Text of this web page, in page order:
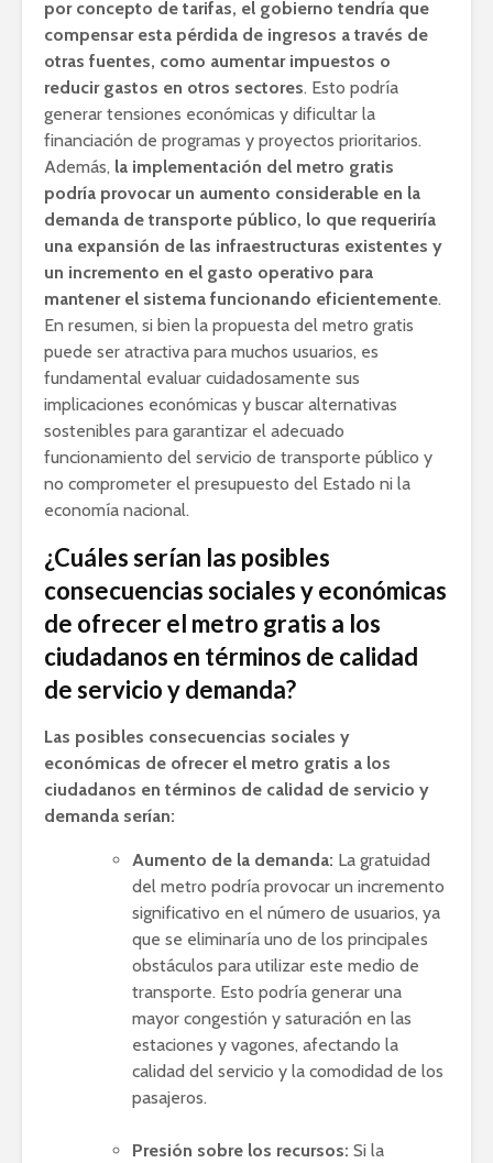
por concepto de tarifas, el gobierno tendría que
compensar esta pérdida de ingresos a través de
otras fuentes, como aumentar impuestos o
reducir gastos en otros sectores. Esto podría
generar tensiones económicas y dificultar la
financiación de programas y proyectos prioritarios.
Además, la implementación del metro gratis
podría provocar un aumento considerable en la
demanda de transporte público, lo que requeriría
una expansión de las infraestructuras existentes y
un incremento en el gasto operativo para
mantener el sistema funcionando eficientemente.
En resumen, si bien la propuesta del metro gratis
puede ser atractiva para muchos usuarios, es
fundamental evaluar cuidadosamente sus
implicaciones económicas y buscar alternativas
sostenibles para garantizar el adecuado
funcionamiento del servicio de transporte público y
no comprometer el presupuesto del Estado ni la
economía nacional.
¿Cuáles serían las posibles
consecuencias sociales y económicas
de ofrecer el metro gratis a los
ciudadanos en términos de calidad
de servicio y demanda?
Las posibles consecuencias sociales y
económicas de ofrecer el metro gratis a los
ciudadanos en términos de calidad de servicio y
demanda serían:
Aumento de la demanda: La gratuidad
del metro podría provocar un incremento
significativo en el número de usuarios, ya
que se eliminaría uno de los principales
obstáculos para utilizar este medio de
transporte. Esto podría generar una
mayor congestión y saturación en las
estaciones y vagones, afectando la
calidad del servicio y la comodidad de los
pasajeros.
Presión sobre los recursos: Si la